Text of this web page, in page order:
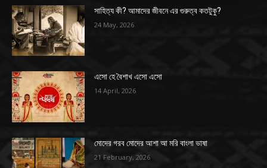
সাহিত্য কী? আমাদের জীবনে এর গুরুত্ব কতটুকু?
24 May, 2026
এসো হে বৈশাখ এসো এসো
14 April, 2026
মোদের গরব মোদের আশা আ মরি বাংলা ভাষা
21 February, 2026